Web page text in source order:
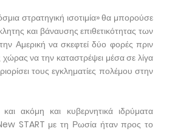
στρατηγική ισοτιμία» θα μπορούσε
και βάναυσης επιθετικότητας των
Αμερική να σκεφτεί δύο φορές πριν
χώρας να την καταστρέψει μέσα σε λίγα
τους εγκληματίες πολέμου στην
ακόμη και κυβερνητικά ιδρύματα
START με τη Ρωσία ήταν προς το